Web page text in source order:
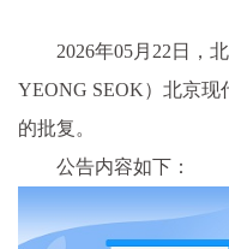
2026年05月22日，
YEONG SEOK）北京
的批复。
公告内容如下：